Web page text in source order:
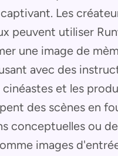
Les
peuvent utiliser
une image de
avec des
cinéastes et les
des scènes en
conceptuelles ou
images